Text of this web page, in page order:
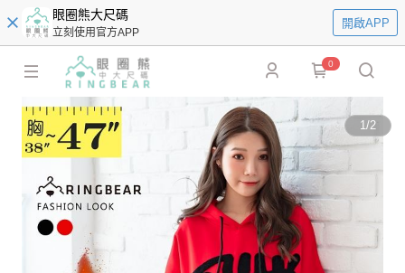
眼圈熊大尺碼
立刻使用官方APP
開啟APP
0
1/2